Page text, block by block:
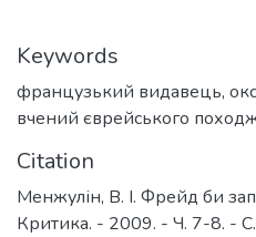
Keywords
французький видавець,
вчений єврейського
Citation
Менжулін, В. І. Фрейд би
Критика. - 2009. - Ч. 7-8. -